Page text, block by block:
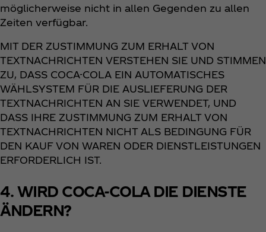
möglicherweise nicht in allen Gegenden zu allen
Zeiten verfügbar.
MIT DER ZUSTIMMUNG ZUM ERHALT VON
TEXTNACHRICHTEN VERSTEHEN SIE UND STIMMEN
ZU, DASS COCA-COLA EIN AUTOMATISCHES
WÄHLSYSTEM FÜR DIE AUSLIEFERUNG DER
TEXTNACHRICHTEN AN SIE VERWENDET, UND
DASS IHRE ZUSTIMMUNG ZUM ERHALT VON
TEXTNACHRICHTEN NICHT ALS BEDINGUNG FÜR
DEN KAUF VON WAREN ODER DIENSTLEISTUNGEN
ERFORDERLICH IST.
4. WIRD COCA-COLA DIE DIENSTE
ÄNDERN?